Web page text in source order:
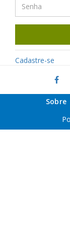
Cadastre-se
Sobre